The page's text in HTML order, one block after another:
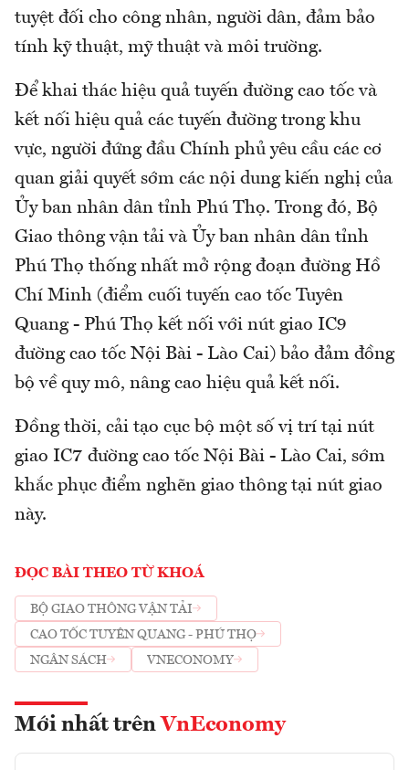
tuyệt đối cho công nhân, người dân, đảm bảo
tính kỹ thuật, mỹ thuật và môi trường.
Để khai thác hiệu quả tuyến đường cao tốc và
kết nối hiệu quả các tuyến đường trong khu
vực, người đứng đầu Chính phủ yêu cầu các cơ
quan giải quyết sớm các nội dung kiến nghị của
Ủy ban nhân dân tỉnh Phú Thọ. Trong đó, Bộ
Giao thông vận tải và Ủy ban nhân dân tỉnh
Phú Thọ thống nhất mở rộng đoạn đường Hồ
Chí Minh (điểm cuối tuyến cao tốc Tuyên
Quang - Phú Thọ kết nối với nút giao IC9
đường cao tốc Nội Bài - Lào Cai) bảo đảm đồng
bộ về quy mô, nâng cao hiệu quả kết nối.
Đồng thời, cải tạo cục bộ một số vị trí tại nút
giao IC7 đường cao tốc Nội Bài - Lào Cai, sớm
khắc phục điểm nghẽn giao thông tại nút giao
này.
ĐỌC BÀI THEO TỪ KHOÁ
BỘ GIAO THÔNG VẬN TẢI
CAO TỐC TUYÊN QUANG - PHÚ THỌ
NGÂN SÁCH
VNECONOMY
Mới nhất trên VnEconomy